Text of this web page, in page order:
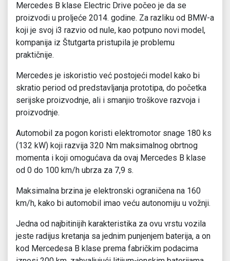
Mercedes B klase Electric Drive počeo je da se
proizvodi u proljeće 2014. godine. Za razliku od BMW-a
koji je svoj i3 razvio od nule, kao potpuno novi model,
kompanija iz Štutgarta pristupila je problemu
praktičnije.
Mercedes je iskoristio već postojeći model kako bi
skratio period od predstavljanja prototipa, do početka
serijske proizvodnje, ali i smanjio troškove razvoja i
proizvodnje.
Automobil za pogon koristi elektromotor snage 180 ks
(132 kW) koji razvija 320 Nm maksimalnog obrtnog
momenta i koji omogućava da ovaj Mercedes B klase
od 0 do 100 km/h ubrza za 7,9 s.
Maksimalna brzina je elektronski ograničena na 160
km/h, kako bi automobil imao veću autonomiju u vožnji.
Jedna od najbitinijih karakteristika za ovu vrstu vozila
jeste radijus kretanja sa jednim punjenjem baterija, a on
kod Mercedesa B klase prema fabričkim podacima